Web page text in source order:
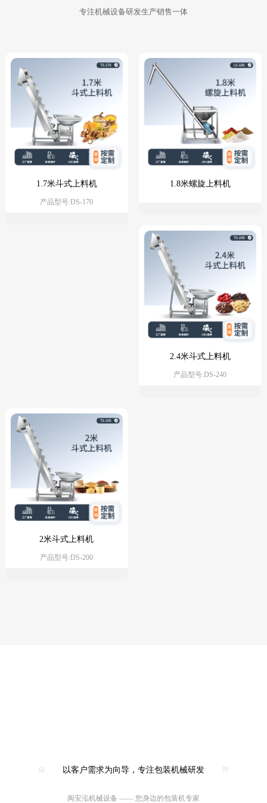
专注机械设备研发生产销售一体
1.7米斗式上料机
产品型号:DS-170
1.8米螺旋上料机
2.4米斗式上料机
产品型号:DS-240
2米斗式上料机
产品型号:DS-200
以客户需求为向导，专注包装机械研发
闽安泓机械设备 —— 您身边的包装机专家